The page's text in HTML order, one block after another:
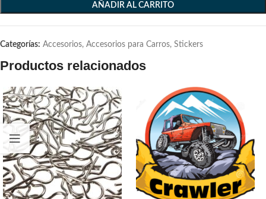
AÑADIR AL CARRITO
Categorías: Accesorios, Accesorios para Carros, Stickers
Productos relacionados